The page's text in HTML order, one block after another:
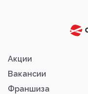
Акции
Вакансии
Франшиза